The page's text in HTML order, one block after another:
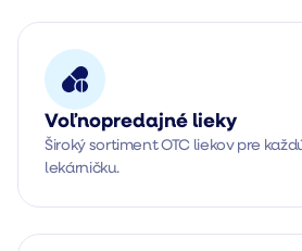
Voľnopredajné lieky
Široký sortiment OTC liekov pre
lekárničku.